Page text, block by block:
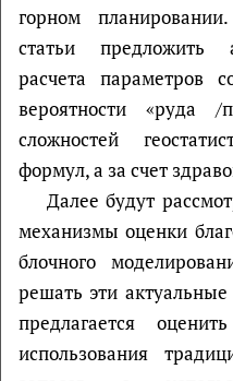
горном
статьи предложить
расчета параметров
вероятности «руда /
сложностей
формул, а за счет
Далее будут
механизмы оценки
блочного
решать эти
предлагается
использования